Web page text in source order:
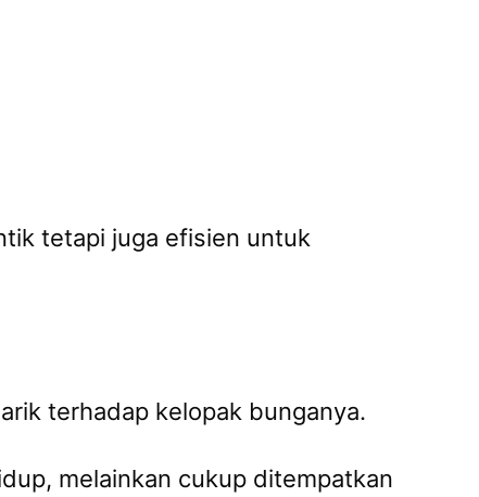
tetapi juga efisien untuk
terhadap kelopak bunganya.
melainkan cukup ditempatkan